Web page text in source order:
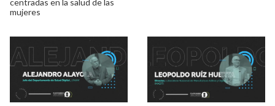
centradas en la salud de las
mujeres